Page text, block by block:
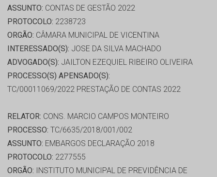
ASSUNTO: CONTAS DE GESTÃO 2022
PROTOCOLO: 2238723
ORGÃO: CÂMARA MUNICIPAL DE VICENTINA
INTERESSADO(S): JOSE DA SILVA MACHADO
ADVOGADO(S): JAILTON EZEQUIEL RIBEIRO OLIVEIRA
PROCESSO(S) APENSADO(S):
TC/00011069/2022 PRESTAÇÃO DE CONTAS 2022
RELATOR: CONS. MARCIO CAMPOS MONTEIRO
PROCESSO: TC/6635/2018/001/002
ASSUNTO: EMBARGOS DECLARAÇÃO 2018
PROTOCOLO: 2277555
ORGÃO: INSTITUTO MUNICIPAL DE PREVIDÊNCIA DE